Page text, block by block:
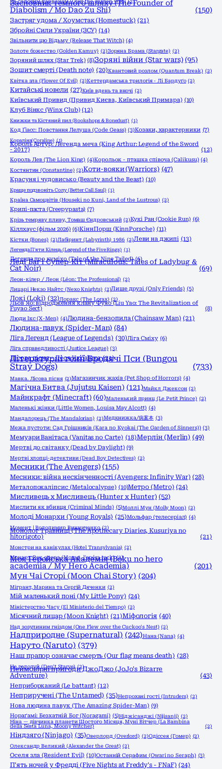
За садовим парканом (Over the garden wall) (2)
Засновник темного шляху (The Founder of
Diabolism / Mo Dao Zu Shi) (150)
Застряг удома / Хоумстак (Homestuck) (21)
Збройні Сили України (ЗСУ) (14)
Звільнити цю Відьму (Release That Witch) (4)
Золоте божество (Golden Kamuy) (2)Зоряна Брама (Stargate) (2)
Зоряний шлях (Star Trek) (8)Зоряні війни (Star wars) (95)
Зошит смерті (Death note) (20)Квантовий розлом (Quantum Break) (2)
Квітка зла (Flower Of Evil) (2)Кеттердамська трилогія - Лі Бардуґо (2)
Китайські новели (27)Київ вдень та вночі (2)
Київський Привид (Привид Києва, Київський Примара) (10)
Клуб Вінкс (Winx Club) (12)
Книжки та Кістяний пил (Bookshops & Bonedust) (1)
Код Ґіасс: Повстання Лелуша (Code Geass) (3)Козаки, характерники (7)
Кораліна(Coraline) (1)
Король Артур: Легенда меча (King Arthur: Legend of the Sword
- 2017) (12)
Король Лев (The Lion King) (4)Корольок - пташка співоча (Calikusu) (4)
Костянтин (Constantine) (2)Коти-вояки (Warriors) (47)
Красуня і чудовисько (Beauty and the Beast) (10)
Краще подзвоніть Солу (Better Call Saul) (1)
Країна Самоцвітів (Houseki no Kuni, Land of the Lustrous) (2)
Крипі-паста (Creepypasta) (7)
Крізь темряву пливу, Томаш Єндровський (2)Кукі Ран (Cookie Run) (6)
Кіллхаус (фільм 2026) (6)КіннПорш (KinnPorsche) (11)
Кістки (Bones) (2)Лабіринт (Labyrinth) 1986 (2)Леви на джипі (13)
Легенда П'яти Кілець (Legend of the Five Rings) (1)
Легенда про куміхо (Tale of the Nine Tailed) (6)
Леді Баг і Супер-Кіт (Miraculous: Tales of Ladybug &
Cat Noir)
(69)
Леон-кілер / Леон (Léon: The Professional) (2)
Лицарі Некзо Найтс (Nexo Knights) (2)Лише друзі (Only Friends) (5)
Локі (Loki) (32)Лоракс (The Lorax) (2)
Льов Яо: відродження клану Фуяо (Liu Yao: The Revitalization of
Fuyao Sect)
(8)
Люди Ікс (X-Men) (4)Людина-бензопила (Chainsaw Man) (21)
Людина-павук (Spider-Man) (84)
Ліга Легенд (League of Legends) (30)Ліга Сміху (6)
Ліга справедливості (Justice League) (3)
Лісова пісня - Леся Українка (21)
Літературні генії Бродячі Пси (Bungou
Stray Dogs)
(733)
Мавка. Лісова пісня (2)Магазинчик жахів (Pet Shop of Horrors) (4)
Магічна Битва (Jujutsu Kaisen) (121)Майкл Джексон (2)
Майнкрафт (Minecraft) (60)Маленький принц (Le Petit Prince) (2)
Маленькі жінки (Little Women, Louisa May Alcott) (4)
Мандалорець (The Mandalorian) (2)Медкнижка/病案本 (3)
Межа пустоти: Сад Грішників (Kara no Kyokai (The Garden of Sinners)) (3)
Мемуари Ванітаса (Vanitas no Carte) (18)Мерлін (Merlin) (49)
Мертві до світанку (Dead by Daylight) (9)
Мертві хлопці-детективи (Dead Boy Detectives) (2)
Месники (The Avengers) (155)
Месники: війна нескінченності (Avengers: Infinity War) (28)
Металопокаліпсис (Metalocalypse) (10)Метро (Metro) (24)
Мисливець х Мисливець (Hunter x Hunter) (52)
Мислити як вбивця (Criminal Minds) (5)Моллі Мун (Molly Moon) (2)
Молоді Монархи (Young Royals) (25)Мольфар (телесеріал) (4)
Момент | Володимир Винниченко (2)
Монолог Травниці (The Apothecary Diaries, Kusuriya no
hitorigoto)
(21)
Монстри на канікулах (Hotel Transylvania) (2)
Моцарт. Рок опера (Mozart, l'opéra rock) (2)
Моя Геройська Академія (Boku no hero
academia / My Hero Academia)
(201)
Мун Чаі Сторі (Moon Chai Story) (204)
Мігрант, Марина та Сергій Дяченки (2)
Мій маленький поні (My Little Pony) (24)
Міністерство Часу (El Ministerio del Tiempo) (2)
Місячний лицар (Moon Knight) (21)Міфологія (40)
Над зозулиним гніздом (One Flew over the Cuckoo's Nest) (2)
Надприродне (Supernatural) (242)Нана (Nana) (4)
Наруто (Naruto) (379)
Наш прапор означає смерть (Our flag means death) (28)
Не голодуй (Don't Starve) (2)
Неймовірні пригоди ДжоДжо (JoJo's Bizarre
Adventure)
(43)
Неприборканий (Le battant) (12)
Неприручені (The Untamed) (35)Непрохані гості (Intruders) (2)
Нова людина павук (The Amazing Spider-Man) (9)
Нораґамі: Безхатній Бог (Noragami) (5)Ніджісанджі (Nijisanji) (2)
Ніна — дівчинка планети Шостого Місяця, Муні Вітчер (La Bambina
della Sesta Luna, Moony Witcher)
(2)
Ніндзяго (Ninjago) (35)Оверлорд (Overlord) (2)Одіссея (Гомер) (2)
Олександр Великий (Alexander the Great) (2)
Оселя зла (Resident Evil) (10)Останній Серафим (Owari no Seraph) (3)
П'ять ночей у Фредді (Five Nights at Freddy's - FNaF) (24)